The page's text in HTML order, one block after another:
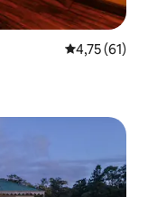
Середня
4,75 (61)